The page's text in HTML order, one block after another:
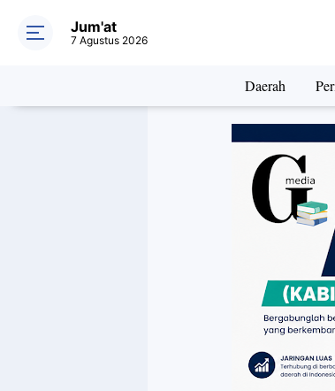
Jum'at
7 Agustus 2026
Daerah